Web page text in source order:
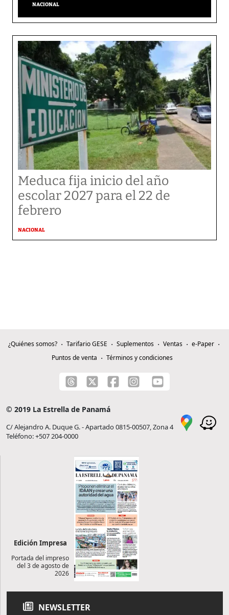
NACIONAL
Meduca fija inicio del año
escolar 2027 para el 22 de
febrero
NACIONAL
¿Quiénes somos? Tarifario GESE Suplementos Ventas
e-Paper
Puntos de venta
Términos y condiciones
© 2019 La Estrella de Panamá
C/ Alejandro A. Duque G. - Apartado 0815-00507, Zona 4
Teléfono: +507 204-0000
Edición Impresa
Portada del impreso
del 3 de agosto de
2026
NEWSLETTER